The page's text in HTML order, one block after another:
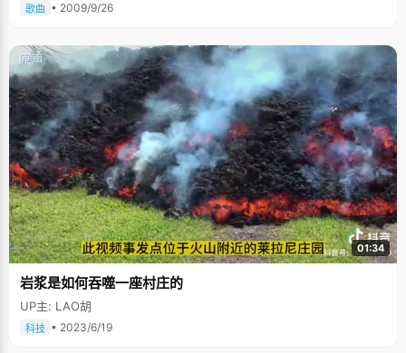
歌曲 • 2009/9/26
01:34
岩浆是如何吞噬一座村庄的
UP主: LAO胡
科技 • 2023/6/19